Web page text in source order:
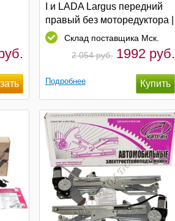
I и LADA Largus передний
правый без моторедуктора |
PolcarСклад поставщика Мск.
2 054 руб. 1992 руб.
Подробнее